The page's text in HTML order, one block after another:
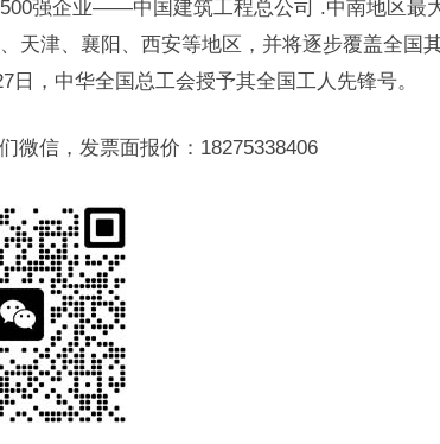
强企业——中国建筑工程总公司 .中南地区最
天津、襄阳、西安等地区，并将逐步覆盖全国
日，中华全国总工会授予其全国工人先锋号。
微信，发票面报价：18275338406